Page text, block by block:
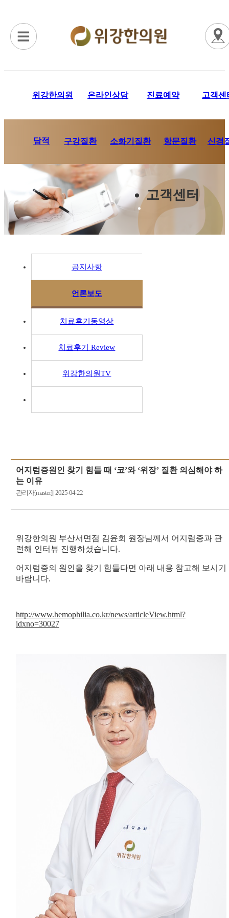
위강한의원 온라인상담 진료예약 고객센
담적 구강질환 소화기질환 항문질환 신경
고객센터
공지사항
언론보도
치료후기동영상
치료후기 Review
위강한의원TV
어지럼증원인 찾기 힘들 때 ‘코’와 ‘위장’ 질환 의심해야 하
는 이유
관리자[master]|2025-04-22
위강한의원 부산서면점 김윤회 원장님께서 어지럼증과 관
련해 인터뷰 진행하셨습니다.
어지럼증의 원인을 찾기 힘들다면 아래 내용 참고해 보시기
바랍니다.
http://www.hemophilia.co.kr/news/articleView.html?
idxno=30027